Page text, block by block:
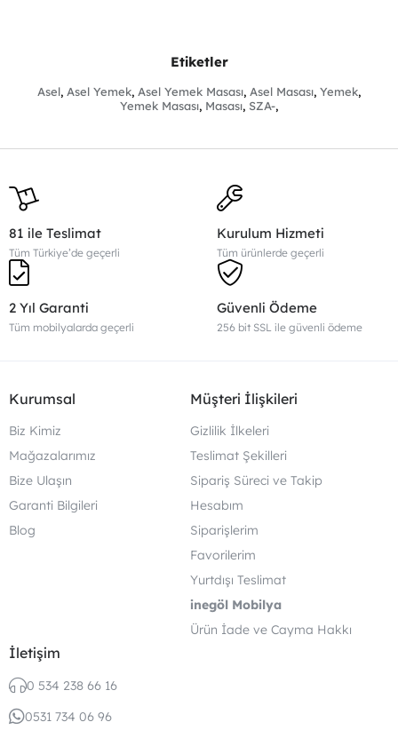
Etiketler
Asel, Asel Yemek, Asel Yemek Masası, Asel Masası, Yemek,
Yemek Masası, Masası, SZA-,
81 ile Teslimat
Tüm Türkiye’de geçerli
Kurulum Hizmeti
Tüm ürünlerde geçerli
2 Yıl Garanti
Tüm mobilyalarda geçerli
Güvenli Ödeme
256 bit SSL ile güvenli ödeme
Kurumsal
Biz Kimiz
Mağazalarımız
Bize Ulaşın
Garanti Bilgileri
Blog
Müşteri İlişkileri
Gizlilik İlkeleri
Teslimat Şekilleri
Sipariş Süreci ve Takip
Hesabım
Siparişlerim
Favorilerim
Yurtdışı Teslimat
inegöl Mobilya
Ürün İade ve Cayma Hakkı
İletişim
0 534 238 66 16
0531 734 06 96